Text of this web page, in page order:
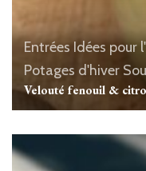
Entrées Idées pour
Potages d'hiver
Velouté fenouil &